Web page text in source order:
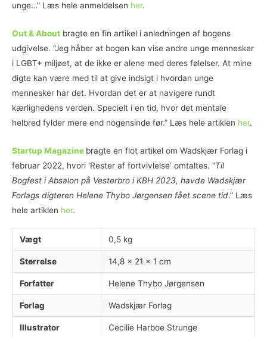
unge…” Læs hele anmeldelsen her.
Out & About bragte en fin artikel i anledningen af bogens
udgivelse. “Jeg håber at bogen kan vise andre unge mennesker
i LGBT+ miljøet, at de ikke er alene med deres følelser. At mine
digte kan være med til at give indsigt i hvordan unge
mennesker har det. Hvordan det er at navigere rundt
kærlighedens verden. Specielt i en tid, hvor det mentale
helbred fylder mere end nogensinde før.” Læs hele artiklen her.
Startup Magazine bragte en flot artikel om Wadskjær Forlag i
februar 2022, hvori ‘Rester af fortvivlelse’ omtaltes. “Til
Bogfest i Absalon på Vesterbro i KBH 2023, havde Wadskjær
Forlags digteren Helene Thybo Jørgensen fået scene tid.” Læs
hele artiklen her.
Vægt 0,5 kg
Størrelse 14,8 × 21 × 1 cm
Forfatter Helene Thybo Jørgensen
Forlag Wadskjær Forlag
Illustrator Cecilie Harboe Strunge